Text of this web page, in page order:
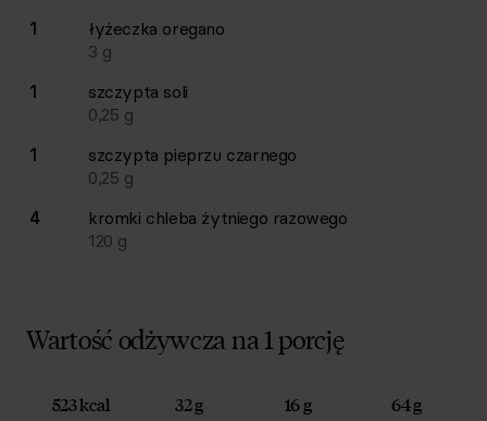
1
łyżeczka oregano
3 g
1
szczypta soli
0,25 g
1
szczypta pieprzu czarnego
0,25 g
4
kromki chleba żytniego razowego
120 g
Wartość odżywcza na 1 porcję
523 kcal 32 g 16 g 64 g